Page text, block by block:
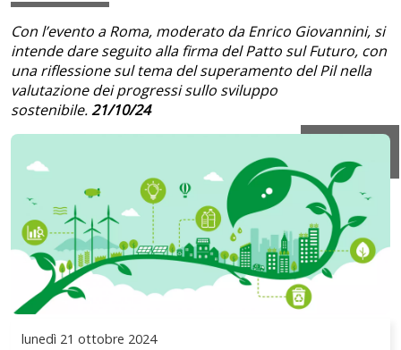
Con l’evento a Roma, moderato da Enrico Giovannini, si
intende dare seguito alla firma del Patto sul Futuro, con
una riflessione sul tema del superamento del Pil nella
valutazione dei progressi sullo sviluppo
sostenibile.21/10/24
lunedì 21 ottobre 2024